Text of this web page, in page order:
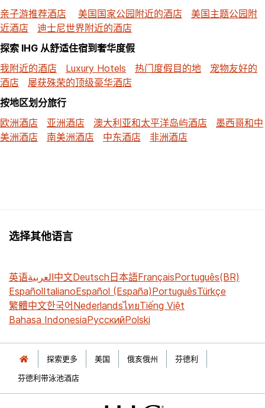
亲子游推荐酒店
美国国家公园附近的酒店
美国主题公园附
近酒店
迪士尼世界附近的酒店
探索 IHG 从舒适住宿到奢华度假
我附近的酒店
Luxury Hotels 热门度假目的地
宠物友好的
酒店
屡获殊荣的顶级豪华酒店
按地区划分旅行
欧洲酒店
亚洲酒店 澳大利亚和太平洋岛屿酒店
墨西哥和中
美洲酒店
南美洲酒店 中东酒店 非洲酒店
选择其他语言
英语العربية中文Deutsch日本語FrançaisPortuguês(BR)
EspañolItalianoEspañol (España)PortuguêsTürkçe
繁體中文한국어NederlandsไทยTiếng Việt
Bahasa IndonesiaРусскийPolski
探索更多 美国 俄亥俄州
芬德利
芬德利带泳池酒店